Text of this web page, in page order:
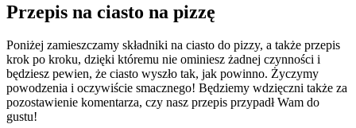
Przepis na ciasto na pizzę
Poniżej zamieszczamy składniki na ciasto do pizzy, a także przepis
krok po kroku, dzięki któremu nie ominiesz żadnej czynności i
będziesz pewien, że ciasto wyszło tak, jak powinno. Życzymy
powodzenia i oczywiście smacznego! Będziemy wdzięczni także za
pozostawienie komentarza, czy nasz przepis przypadł Wam do
gustu!